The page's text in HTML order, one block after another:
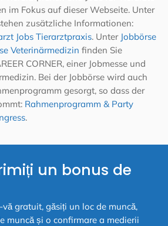
im Fokus auf dieser Webseite. Unter
zusätzliche Informationen:
Jobs Tierarztpraxis. Unter Jobbörse
Veterinärmedizin finden Sie
CORNER, einer Jobmesse und
Bei der Jobbörse wird auch
gesorgt, so dass der
Rahmenprogramm & Party
.
un bonus de
gratuit, găsiți un loc de muncă,
muncă și o confirmare a medierii